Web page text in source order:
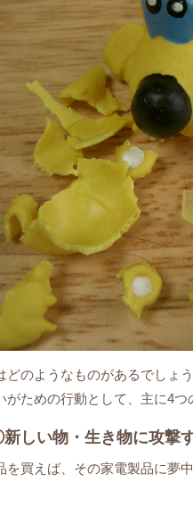
のようなものがあるでしょう
ための行動として、主に4つ
しい物・生き物に攻撃
を買えば、その家電製品に夢